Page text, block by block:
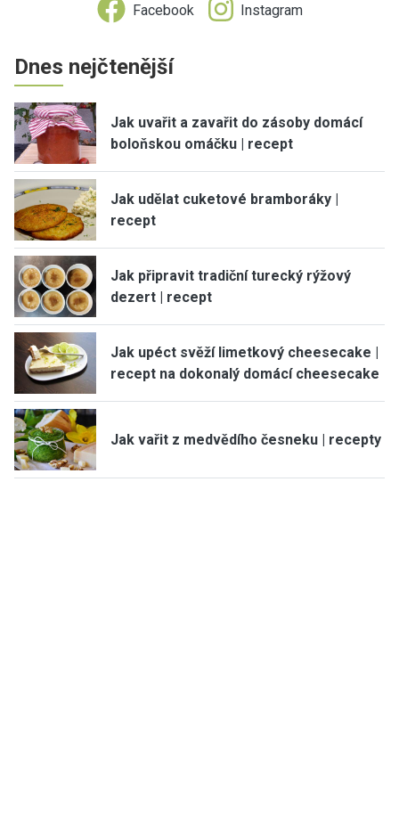
Facebook Instagram
Dnes nejčtenější
Jak uvařit a zavařit do zásoby domácí
boloňskou omáčku | recept
Jak udělat cuketové bramboráky |
recept
Jak připravit tradiční turecký rýžový
dezert | recept
Jak upéct svěží limetkový cheesecake |
recept na dokonalý domácí cheesecake
Jak vařit z medvědího česneku | recepty